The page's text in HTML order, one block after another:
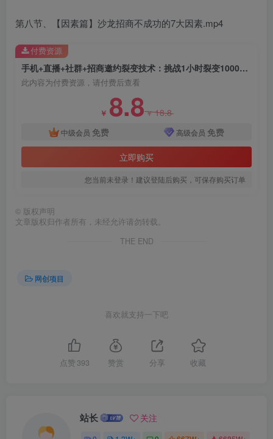
第八节、【因素篇】沙龙招商不成功的7大因素.mp4
手机+直播+社群+招商邀约裂变技术：挑战1小时裂变1000人（8节视频教程）
此内容为付费资源，请付费后查看
￥ 8.8￥18.8
中级会员 免费 高级会员 免费
立即购买
您当前未登录！建议登陆后购买，可保存购买订单
付费资源
© 版权声明
文章版权归作者所有，未经允许请勿转载。
THE END
网创项目
喜欢就支持一下吧
点赞 393 赞赏 分享 收藏
站长 关注